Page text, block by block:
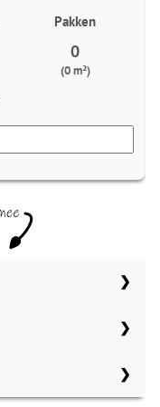
Pakken
0
(0 m²)
Meter Aantal
Meter